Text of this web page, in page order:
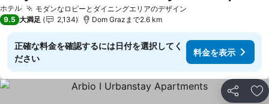
ホテル モダンなロビーとダイニングエリアのデザイン
9.5 大満足 2,134 Dom Grazまで2.6 km
正確な料金を確認するには日付を選択してく
ださい
料金を表示
シェア お